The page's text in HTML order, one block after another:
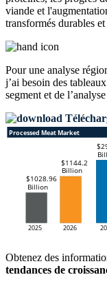
viande et
transformés durables
Pour une analyse
j’ai besoin des
segment et de
Obtenez des
tendances de